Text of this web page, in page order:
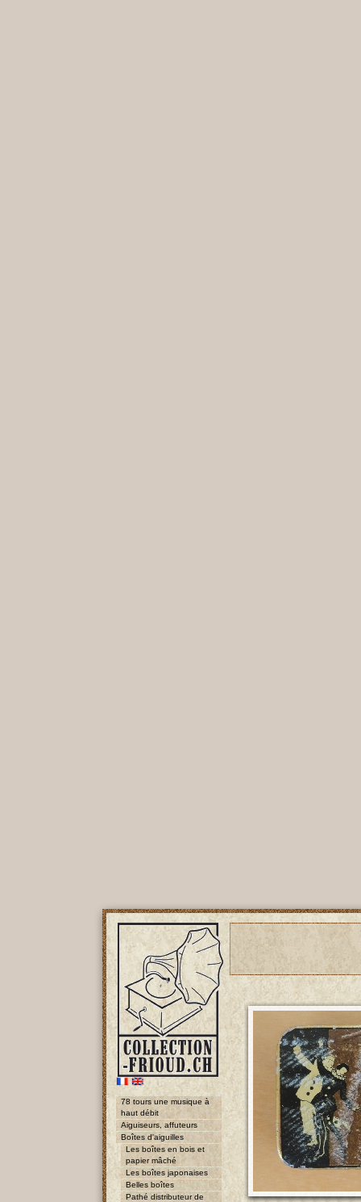
78 tours une musique à
haut débit
Aiguiseurs, affuteurs
Boîtes d'aiguilles
Les boîtes en bois et
papier mâché
Les boîtes japonaises
Belles boîtes
Pathé distributeur de